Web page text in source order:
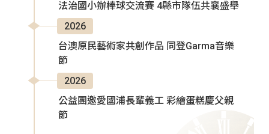
法治國小辦棒球交流賽 4縣市隊伍共襄盛舉
2026
台澳原民藝術家共創作品 同登Garma音樂
節
2026
公益團邀愛國浦長輩義工 彩繪蛋糕慶父親
節